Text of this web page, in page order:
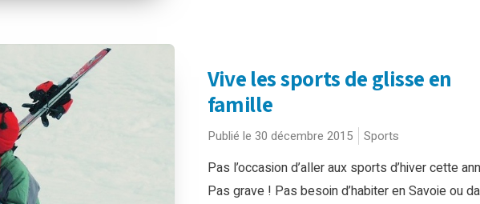
Vive les sports de glisse en
famille
Publié le 30 décembre 2015 Sports
Pas l’occasion d’aller aux sports d’hiver cette
Pas grave ! Pas besoin d’habiter en Savoie ou